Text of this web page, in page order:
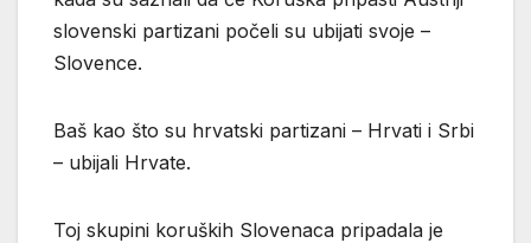
slovenski partizani počeli su ubijati svoje –
Slovence.
Baš kao što su hrvatski partizani – Hrvati i Srbi
– ubijali Hrvate.
Toj skupini koruških Slovenaca pripadala je